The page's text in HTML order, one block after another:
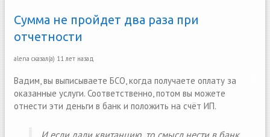
Сумма не пройдет два раза при
отчетности
alena сказал(а) 11 лет назад
Вадим, вы выписываете БСО, когда получаете оплату за
оказанные услуги. Соответственно, потом вы можете
отнести эти деньги в банк и положить на счёт ИП.
И если дали квитанцию, то смысл нести в банк.